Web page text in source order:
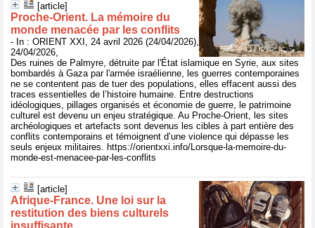
[article]
Proche-Orient. La mémoire du
monde menacée par les conflits
- In : ORIENT XXI, 24 avril 2026 (24/04/2026),
24/04/2026,
Des ruines de Palmyre, détruite par l'État islamique en Syrie, aux sites
bombardés à Gaza par l'armée israélienne, les guerres contemporaines
ne se contentent pas de tuer des populations, elles effacent aussi des
traces essentielles de l’histoire humaine. Entre destructions
idéologiques, pillages organisés et économie de guerre, le patrimoine
culturel est devenu un enjeu stratégique. Au Proche-Orient, les sites
archéologiques et artefacts sont devenus les cibles à part entière des
conflits contemporains et témoignent d’une violence qui dépasse les
seuls enjeux militaires. https://orientxxi.info/Lorsque-la-memoire-du-
monde-est-menacee-par-les-conflits
[article]
Afrique-France. Une loi sur la
restitution des biens culturels
insuffisante